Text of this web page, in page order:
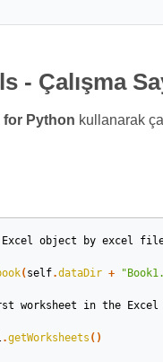
- Çalışma
for Python kullanarak
Excel object by excel
( self.dataDir +
worksheet in the Excel
.getWorksheets ()